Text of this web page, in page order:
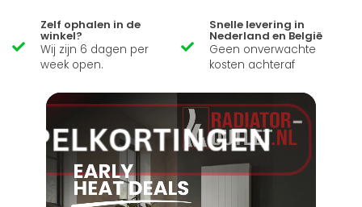
Zelf ophalen in de
winkel?
Wij zijn 6 dagen per
week open.
Snelle levering in
Nederland en België
Geen onverwachte
kosten achteraf